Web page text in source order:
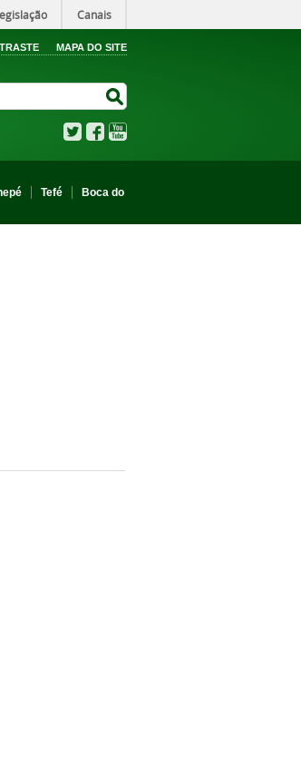
Canais
MAPA DO SITE
TwitterFacebook
Tefé
Boca do